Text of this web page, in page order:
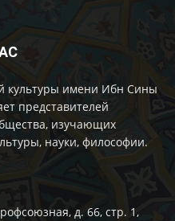
культуры имени Ибн Сины
представителей
изучающих
науки, философии.
д. 66, стр. 1,